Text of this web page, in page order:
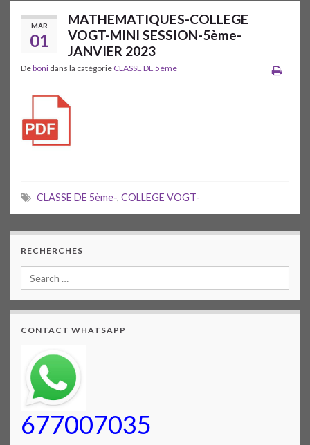
MAR
01
MATHEMATIQUES-COLLEGE
VOGT-MINI SESSION-5ème-
JANVIER 2023
Deboni dans la catégorie CLASSE DE 5ème
CLASSE DE 5ème-, COLLEGE VOGT-
RECHERCHES
CONTACT WHATSAPP
677007035